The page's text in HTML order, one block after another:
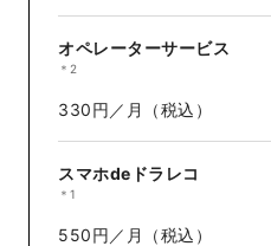
オペレーターサービス
＊2
330円／月（税込）
スマホdeドラレコ
＊1
550円／月（税込）